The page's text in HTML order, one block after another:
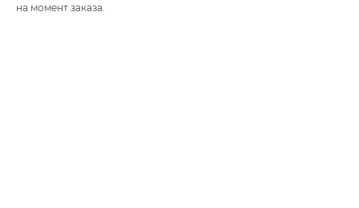
на момент заказа.